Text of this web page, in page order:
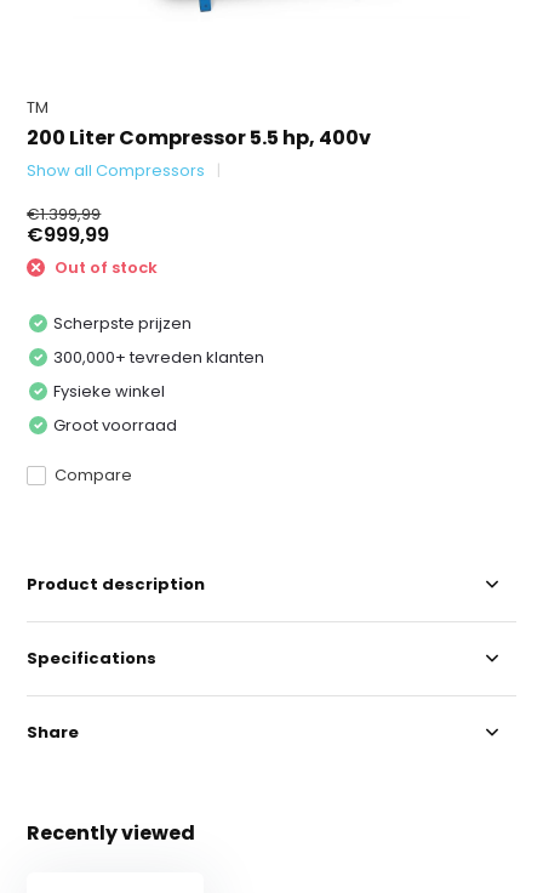
TM
200 Liter Compressor 5.5 hp, 400v
Show all Compressors
€1.399,99
€999,99
Out of stock
Scherpste prijzen
300,000+ tevreden klanten
Fysieke winkel
Groot voorraad
Compare
Product description
Specifications
Share
Recently viewed